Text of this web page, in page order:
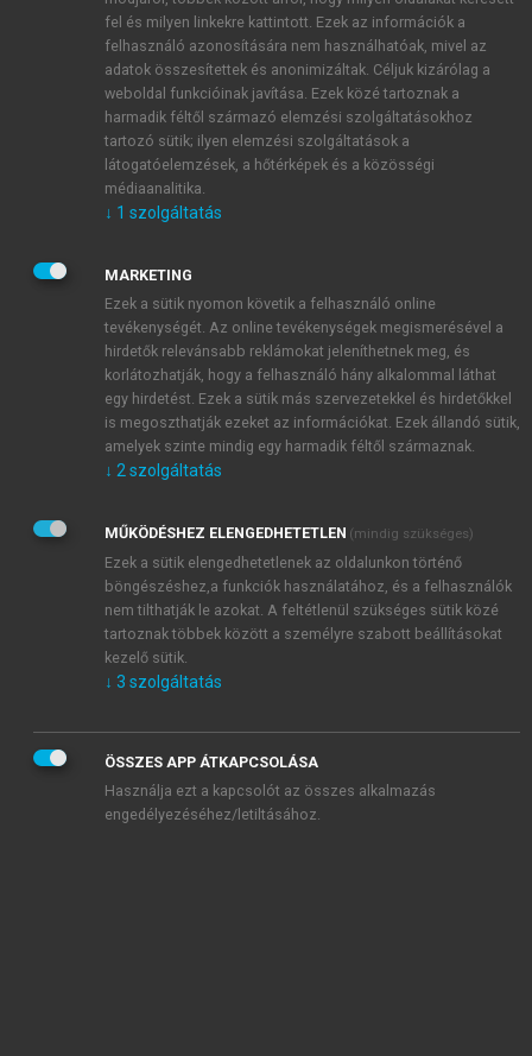
ÚJ FIÓK LÉTREHOZÁSA
1 óra díjmentes hozzáférés
E-MAIL-CÍM
JELSZÓ
JELSZÓ ÚJRA
Kérek értesítést a MeRSZ újdonságairól, akcióiról.
Kérek értesítést az Akadémiai Kiadó Zrt. újdonságairól,
Adatkezelési tájékoztatóbanfoglaltakat tudomásul
veszem és elfogadom.
Általános vásárlási feltételeket, valamint a szotar.netés a
mersz.huoldalak licencszerződéseiben foglaltakat
tudomásul veszem és elfogadom.
KIPRÓBÁLOM
fel és milyen linkekre kattintott. Ezek az információk a
felhasználó azonosítására nem használhatóak, mivel az
adatok összesítettek és anonimizáltak. Céljuk kizárólag a
weboldal funkcióinak javítása. Ezek közé tartoznak a
harmadik féltől származó elemzési szolgáltatásokhoz
tartozó sütik; ilyen elemzési szolgáltatások a
látogatóelemzések, a hőtérképek és a közösségi
médiaanalitika.
↓ 1 szolgáltatás
MARKETING
Ezek a sütik nyomon követik a felhasználó online
tevékenységét. Az online tevékenységek megismerésével a
hirdetők relevánsabb reklámokat jeleníthetnek meg, és
korlátozhatják, hogy a felhasználó hány alkalommal láthat
egy hirdetést. Ezek a sütik más szervezetekkel és hirdetőkkel
is megoszthatják ezeket az információkat. Ezek állandó sütik,
amelyek szinte mindig egy harmadik féltől származnak.
↓ 2 szolgáltatás
MŰKÖDÉSHEZ ELENGEDHETETLEN (mindig szükséges)
Ezek a sütik elengedhetetlenek az oldalunkon történő
böngészéshez,a funkciók használatához, és a felhasználók
nem tilthatják le azokat. A feltétlenül szükséges sütik közé
tartoznak többek között a személyre szabott beállításokat
kezelő sütik.
↓ 3 szolgáltatás
ÖSSZES APP ÁTKAPCSOLÁSA
Használja ezt a kapcsolót az összes alkalmazás
engedélyezéséhez/letiltásához.